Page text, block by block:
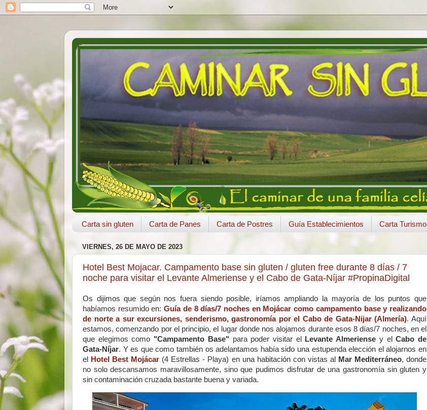
Carta sin gluten Carta de Panes Carta de Postres Guía Establecimientos Carta Turismo
VIERNES, 26 DE MAYO DE 2023
Hotel Best Mojacar. Campamento base sin gluten / gluten free durante 8 días / 7
noche para visitar el Levante Almeriense y el Cabo de Gata-Níjar #PropinaDigital
Os dijimos que según nos fuera siendo posible, iríamos ampliando la mayoría de los puntos que
habíamos resumido en:Guía de 8 días/7 noches en Mojácar como campamento base y realizando
de norte a sur excursiones, senderismo, gastronomía por el Cabo de Gata-Nijar (Almería). Aquí
estamos, comenzando por el principio, el lugar donde nos alojamos durante esos 8 días/7 noches, en el
que elegimos como "Campamento Base" para poder visitar el Levante Almeriense y elCabo de
Gata-Níjar. Y es que como también os adelantamos había sido una estupenda elección el alojarnos en
el
Hotel Best Mojácar (4 Estrellas - Playa) en una habitación con vistas al Mar Mediterráneo, donde
no solo descansamos maravillosamente, sino que pudimos disfrutar de una gastronomía sin gluten y
sin contaminación cruzada bastante buena y variada.